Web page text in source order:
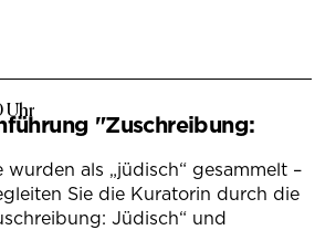
Uhr
"Zuschreibung:
wurden als „jüdisch“ gesammelt –
Sie die Kuratorin durch die
Jüdisch“ und